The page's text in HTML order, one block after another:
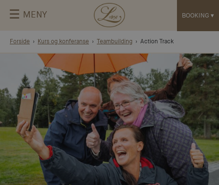
☰ MENY BOOKING ▾
Forside Kurs og konferanse Teambuilding Action Track